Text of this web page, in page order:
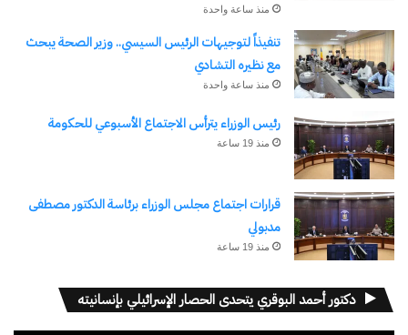
منذ ساعة واحدة
تنفيذاً لتوجيهات الرئيس السيسي.. وزير الصحة يبحث
مع نظيره التشادي
منذ ساعة واحدة
رئيس الوزراء يترأس الاجتماع الأسبوعي للحكومة
منذ 19 ساعة
قرارات اجتماع مجلس الوزراء برئاسة الدكتور مصطفى
مدبولي
منذ 19 ساعة
دكتور أحمد البوقري يتحدى الحصار الإسرائيلي بإنسانيته